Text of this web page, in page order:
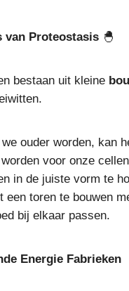
van Proteostasis 🐣
bestaan uit kleine
ouder worden, kan
voor onze
in de juiste vorm te
een toren te bouwen
bij elkaar passen.
Energie Fabrieken